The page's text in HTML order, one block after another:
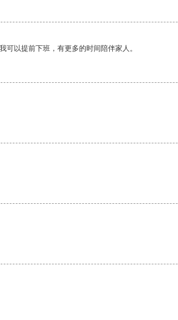
以提前下班，有更多的时间陪伴家人。